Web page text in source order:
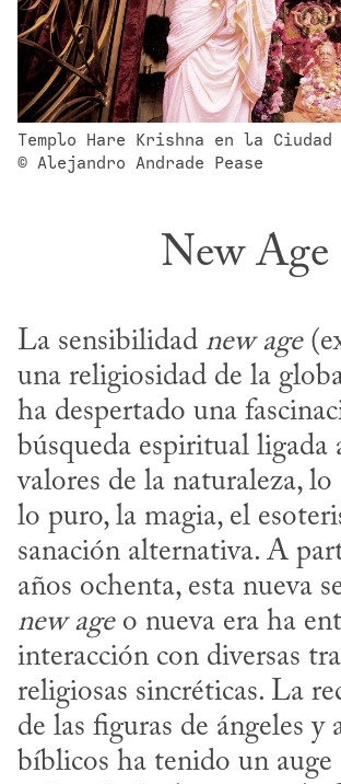
Templo Hare Krishna en la Ciudad
© Alejandro Andrade Pease
New Age
La sensibilidad new age
una religiosidad de la
ha despertado una
búsqueda espiritual ligada
valores de la naturaleza, lo
lo puro, la magia, el
sanación alternativa. A
new age o nueva era ha
interacción con diversas
religiosas sincréticas. La
de las figuras de ángeles y
bíblicos ha tenido un auge